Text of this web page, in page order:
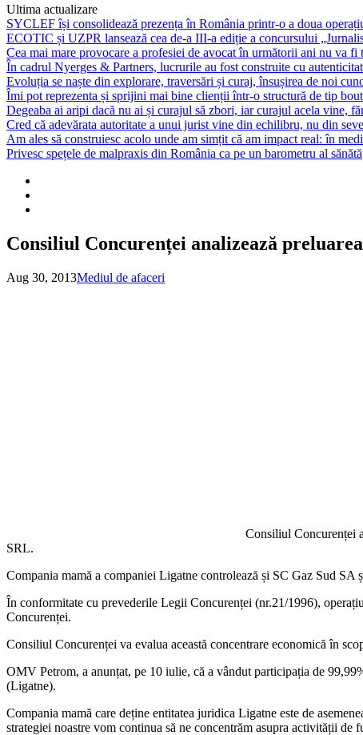
Ultima actualizare
SYCLEF își consolidează prezența în România printr-o a doua
ECOTIC și UZPR lansează cea de-a III-a ediție a concursului
Cea mai mare provocare a profesiei de avocat în următorii ani nu va
În cadrul Nyerges & Partners, lucrurile au fost construite cu
Evoluția se naște din explorare, traversări și curaj, însușirea de noi
Îmi pot reprezenta și sprijini mai bine clienții într-o structură de tip
Degeaba ai aripi dacă nu ai și curajul să zbori, iar curajul acela vine,
Cred că adevărata autoritate a unui jurist vine din echilibru, nu din
Am ales să construiesc acolo unde am simțit că am impact real: în
Privesc spețele de malpraxis din România ca pe un barometru al
Consiliul Concurenței analizează
Aug 30, 2013Mediul de afaceri
Consiliul Concurenței
SRL.
Compania mamă a companiei Ligatne controlează și SC Gaz Sud SA
În conformitate cu prevederile Legii Concurenței (nr.21/1996),
Concurenței.
Consiliul Concurenței va evalua această concentrare economică în
OMV Petrom, a anunțat, pe 10 iulie, că a vândut participația de
(Ligatne).
Compania mamă care deține entitatea juridica Ligatne este de
strategiei noastre vom continua să ne concentrăm asupra activității